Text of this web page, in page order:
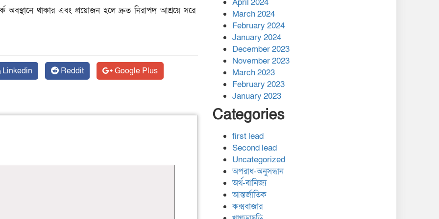
অবস্থানে থাকার এবং প্রয়োজন হলে দ্রুত নিরাপদ আশ্রয়ে সরে
Linkedin Reddit Google Plus
April 2024
March 2024
February 2024
January 2024
December 2023
November 2023
March 2023
February 2023
January 2023
Categories
first lead
Second lead
Uncategorized
অপরাধ-অনুসন্ধান
অর্থ-বানিজ্য
আন্তর্জাতিক
কক্সবাজার